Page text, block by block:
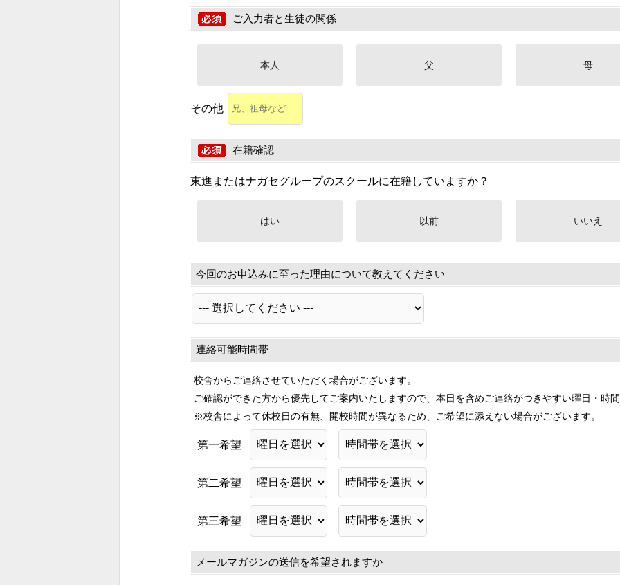
ご入力者と生徒の関係
本人 父 母
その他
在籍確認
東進またはナガセグループのスクールに在籍していますか？
はい 以前 いいえ
今回のお申込みに至った理由について教えてください
連絡可能時間帯
校舎からご連絡させていただく場合がございます。
ご確認ができた方から優先してご案内いたしますので、本日を含めご連絡がつきやすい曜日・時
※校舎によって休校日の有無、開校時間が異なるため、ご希望に添えない場合がございます。
第一希望
第二希望
第三希望
メールマガジンの送信を希望されますか